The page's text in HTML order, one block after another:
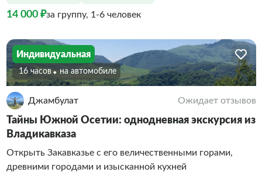
14 000 ₽за группу, 1-6 человек
Индивидуальная
16 часов На автомобиле
Джамбулат Ожидает отзывов
Тайны Южной Осетии: однодневная экскурсия из
Владикавказа
Открыть Закавказье с его величественными горами,
древними городами и изысканной кухней